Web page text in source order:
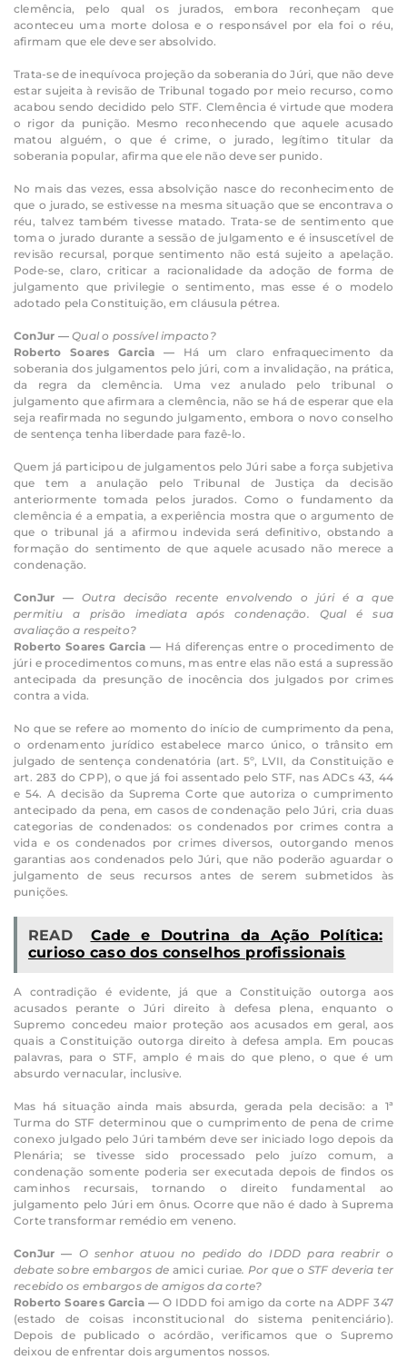
clemência, pelo qual os jurados, embora reconheçam que
aconteceu uma morte dolosa e o responsável por ela foi o réu,
afirmam que ele deve ser absolvido.
Trata-se de inequívoca projeção da soberania do Júri, que não deve
estar sujeita à revisão de Tribunal togado por meio recurso, como
acabou sendo decidido pelo STF. Clemência é virtude que modera
o rigor da punição. Mesmo reconhecendo que aquele acusado
matou alguém, o que é crime, o jurado, legítimo titular da
soberania popular, afirma que ele não deve ser punido.
No mais das vezes, essa absolvição nasce do reconhecimento de
que o jurado, se estivesse na mesma situação que se encontrava o
réu, talvez também tivesse matado. Trata-se de sentimento que
toma o jurado durante a sessão de julgamento e é insuscetível de
revisão recursal, porque sentimento não está sujeito a apelação.
Pode-se, claro, criticar a racionalidade da adoção de forma de
julgamento que privilegie o sentimento, mas esse é o modelo
adotado pela Constituição, em cláusula pétrea.
ConJur —Qual o possível impacto?
Roberto Soares Garcia — Há um claro enfraquecimento da
soberania dos julgamentos pelo júri, com a invalidação, na prática,
da regra da clemência. Uma vez anulado pelo tribunal o
julgamento que afirmara a clemência, não se há de esperar que ela
seja reafirmada no segundo julgamento, embora o novo conselho
de sentença tenha liberdade para fazê-lo.
Quem já participou de julgamentos pelo Júri sabe a força subjetiva
que tem a anulação pelo Tribunal de Justiça da decisão
anteriormente tomada pelos jurados. Como o fundamento da
clemência é a empatia, a experiência mostra que o argumento de
que o tribunal já a afirmou indevida será definitivo, obstando a
formação do sentimento de que aquele acusado não merece a
condenação.
ConJur — Outra decisão recente envolvendo o júri é a que
permitiu a prisão imediata após condenação. Qual é sua
avaliação a respeito?
Roberto Soares Garcia — Há diferenças entre o procedimento de
júri e procedimentos comuns, mas entre elas não está a supressão
antecipada da presunção de inocência dos julgados por crimes
contra a vida.
No que se refere ao momento do início de cumprimento da pena,
o ordenamento jurídico estabelece marco único, o trânsito em
julgado de sentença condenatória (art. 5º, LVII, da Constituição e
art. 283 do CPP), o que já foi assentado pelo STF, nas ADCs 43, 44
e 54. A decisão da Suprema Corte que autoriza o cumprimento
antecipado da pena, em casos de condenação pelo Júri, cria duas
categorias de condenados: os condenados por crimes contra a
vida e os condenados por crimes diversos, outorgando menos
garantias aos condenados pelo Júri, que não poderão aguardar o
julgamento de seus recursos antes de serem submetidos às
punições.
READ
Cade e Doutrina da Ação Política:
curioso caso dos conselhos profissionais
A contradição é evidente, já que a Constituição outorga aos
acusados perante o Júri direito à defesa plena, enquanto o
Supremo concedeu maior proteção aos acusados em geral, aos
quais a Constituição outorga direito à defesa ampla. Em poucas
palavras, para o STF, amplo é mais do que pleno, o que é um
absurdo vernacular, inclusive.
Mas há situação ainda mais absurda, gerada pela decisão: a 1ª
Turma do STF determinou que o cumprimento de pena de crime
conexo julgado pelo Júri também deve ser iniciado logo depois da
Plenária; se tivesse sido processado pelo juízo comum, a
condenação somente poderia ser executada depois de findos os
caminhos recursais, tornando o direito fundamental ao
julgamento pelo Júri em ônus. Ocorre que não é dado à Suprema
Corte transformar remédio em veneno.
ConJur — O senhor atuou no pedido do IDDD para reabrir o
debate sobre embargos de amici curiae. Por que o STF deveria ter
recebido os embargos de amigos da corte?
Roberto Soares Garcia — O IDDD foi amigo da corte na ADPF 347
(estado de coisas inconstitucional do sistema penitenciário).
Depois de publicado o acórdão, verificamos que o Supremo
deixou de enfrentar dois argumentos nossos.